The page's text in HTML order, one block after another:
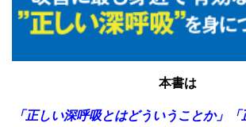
本書は
「正しい深呼吸とはどういうことか」